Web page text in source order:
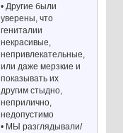
• Другие были
уверены, что
гениталии
некрасивые,
непривлекательные,
или даже мерзкие и
показывать их
другим стыдно,
неприлично,
недопустимо
• МЫ разглядывали/